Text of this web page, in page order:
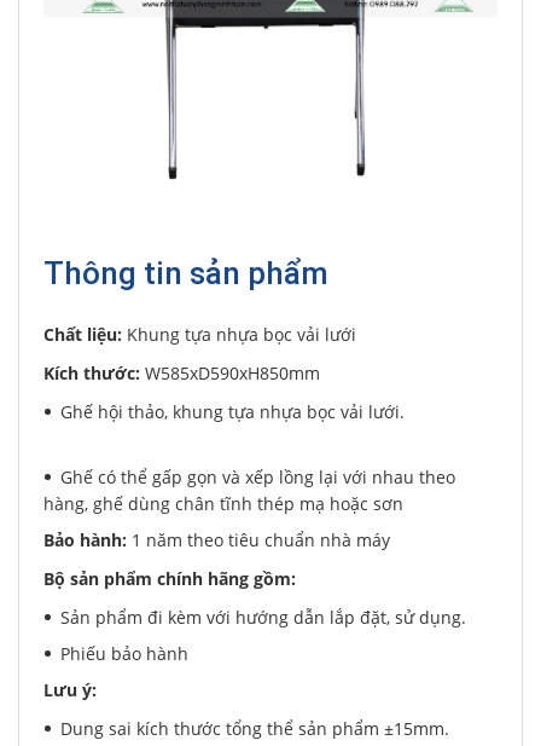
Thông tin sản phẩm
Chất liệu: Khung tựa nhựa bọc vải lưới
Kích thước: W585xD590xH850mm
Ghế hội thảo, khung tựa nhựa bọc vải lưới.
Ghế có thể gấp gọn và xếp lồng lại với nhau theo
hàng, ghế dùng chân tĩnh thép mạ hoặc sơn
Bảo hành: 1 năm theo tiêu chuẩn nhà máy
Bộ sản phẩm chính hãng gồm:
Sản phẩm đi kèm với hướng dẫn lắp đặt, sử dụng.
Phiếu bảo hành
Lưu ý:
Dung sai kích thước tổng thể sản phẩm ±15mm.